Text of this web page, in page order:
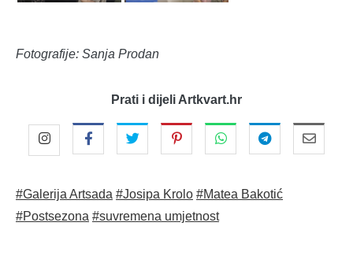
Fotografije: Sanja Prodan
Prati i dijeli Artkvart.hr
#Galerija Artsada #Josipa Krolo #Matea Bakotić
#Postsezona #suvremena umjetnost